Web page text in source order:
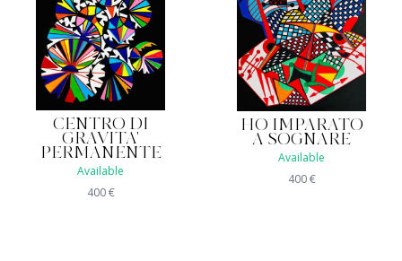
CENTRO DI
GRAVITA'
PERMANENTE
Available
400€
HO IMPARATO
A SOGNARE
Available
400€